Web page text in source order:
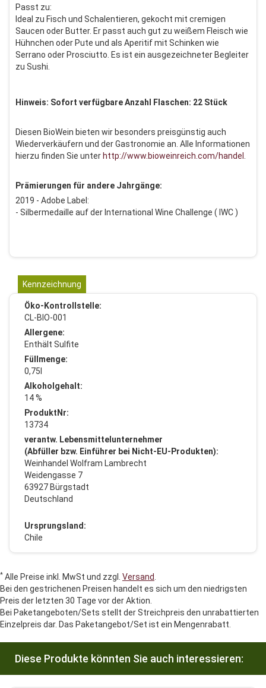
Passt zu:
Ideal zu Fisch und Schalentieren, gekocht mit cremigen
Saucen oder Butter. Er passt auch gut zu weißem Fleisch wie
Hühnchen oder Pute und als Aperitif mit Schinken wie
Serrano oder Prosciutto. Es ist ein ausgezeichneter Begleiter
zu Sushi.
Hinweis: Sofort verfügbare Anzahl Flaschen: 22 Stück
Diesen BioWein bieten wir besonders preisgünstig auch
Wiederverkäufern und der Gastronomie an. Alle Informationen
hierzu finden Sie unter http://www.bioweinreich.com/handel
Prämierungen für andere Jahrgänge:
2019 - Adobe Label:
- Silbermedaille auf der International Wine Challenge ( IWC )
Kennzeichnung
Öko-Kontrollstelle:
CL-BIO-001
Allergene:
Enthält Sulfite
Füllmenge:
0,75l
Alkoholgehalt:
14 %
ProduktNr:
13734
verantw. Lebensmittelunternehmer
(Abfüller bzw. Einführer bei Nicht-EU-Produkten):
Weinhandel Wolfram Lambrecht
Weidengasse 7
63927 Bürgstadt
Deutschland
Ursprungsland:
Chile
* Alle Preise inkl. MwSt und zzgl. Versand
Bei den gestrichenen Preisen handelt es sich um den niedrigsten
Preis der letzten 30 Tage vor der Aktion.
Bei Paketangeboten/Sets stellt der Streichpreis den unrabattierten
Einzelpreis dar. Das Paketangebot/Set ist ein Mengenrabatt.
Diese Produkte könnten Sie auch interessieren: